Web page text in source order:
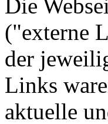
Die
("externe
der
Links
aktuelle